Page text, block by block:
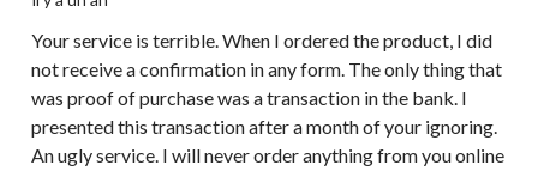
Your service is terrible. When I ordered the product, I did
not receive a confirmation in any form. The only thing that
was proof of purchase was a transaction in the bank. I
presented this transaction after a month of your ignoring.
An ugly service. I will never order anything from you online